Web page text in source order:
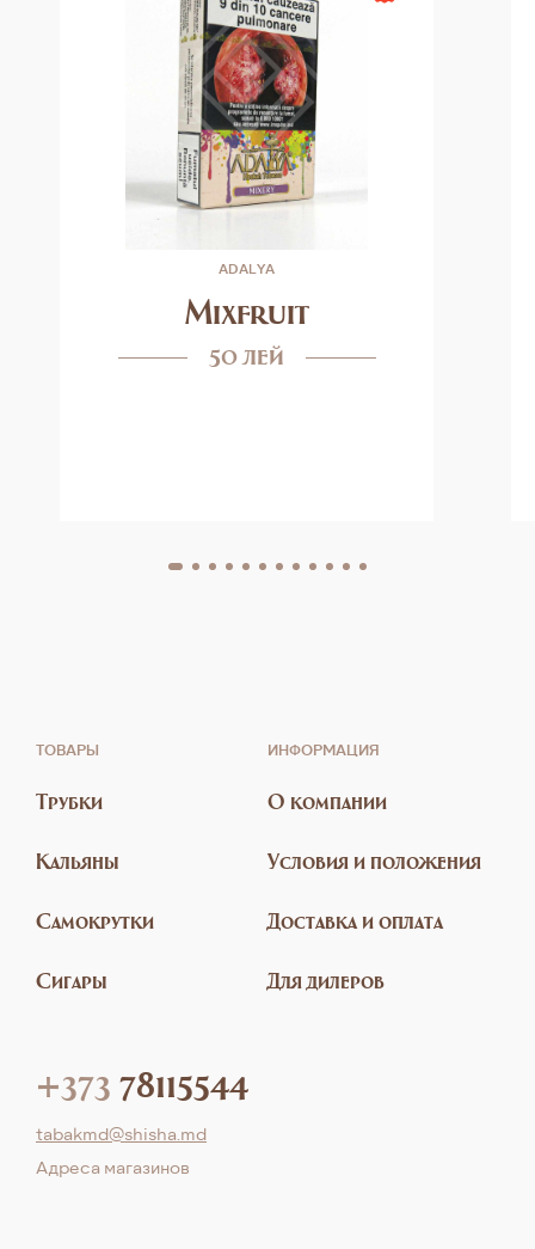
ADALYA
Mixfruit
50 лей
ТОВАРЫ
Трубки
Кальяны
Самокрутки
Сигары
ИНФОРМАЦИЯ
О компании
Условия и положения
Доставка и оплата
Для дилеров
+373 78115544
tabakmd@shisha.md
Aдреса магазинов